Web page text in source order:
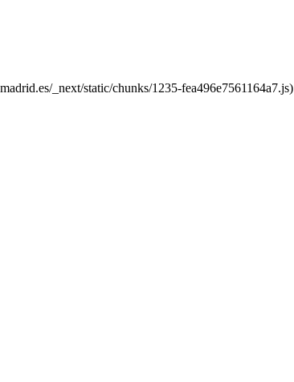
_next/static/chunks/1235-fea496e7561164a7.js)